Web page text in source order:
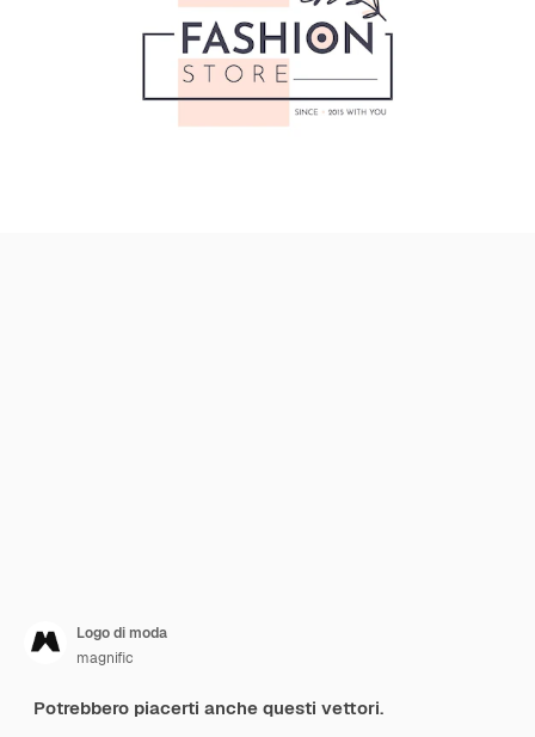
Logo di moda
magnific
Potrebbero piacerti anche questi vettori.